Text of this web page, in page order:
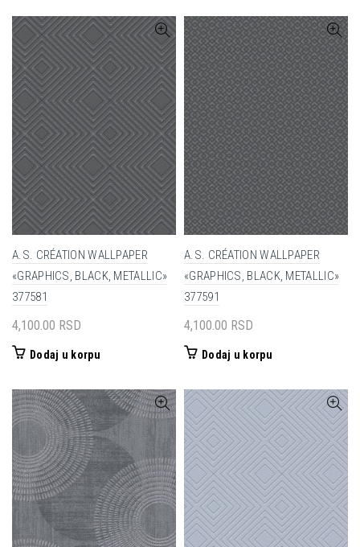
A.S. CRÉATION WALLPAPER
«GRAPHICS, BLACK, METALLIC»
377581
4,100.00 RSD
Dodaj u korpu
A.S. CRÉATION WALLPAPER
«GRAPHICS, BLACK, METALLIC»
377591
4,100.00 RSD
Dodaj u korpu